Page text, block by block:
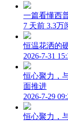
一篇看懂西
7 天前 3.3万
恒温花洒的
2026-7-31
恒心聚力，
面推进
2026-7-29
恒心聚力，